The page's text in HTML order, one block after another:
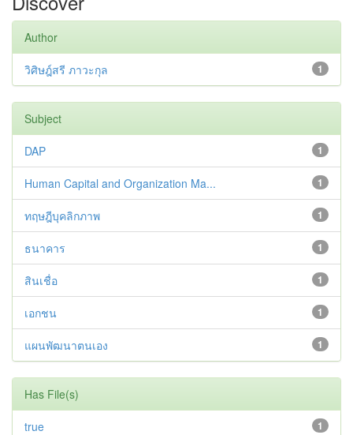
Author
1
วิศิษฎ์สรี ภาวะกุล
Subject
1
DAP
1
Human Capital and Organization Ma...
1
ทฤษฎีบุคลิกภาพ
1
ธนาคาร
1
สินเชื่อ
1
เอกชน
1
แผนพัฒนาตนเอง
Has File(s)
1
true